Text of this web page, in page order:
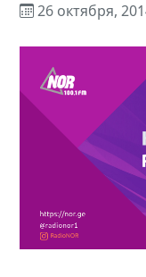
26 октября,